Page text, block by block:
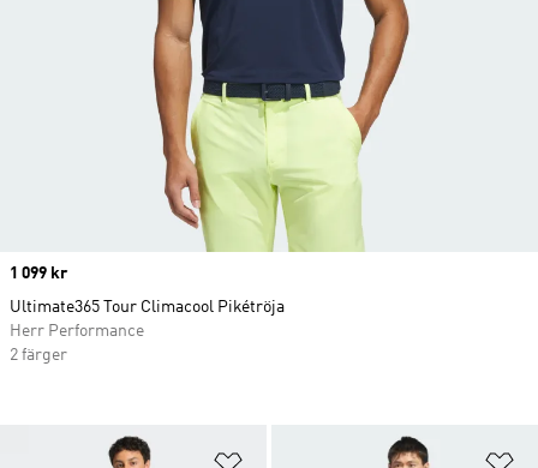
Lägg till på önskelistan
Price
1 099 kr
Ultimate365 Tour Climacool Pikétröja
Herr Performance
2 färger